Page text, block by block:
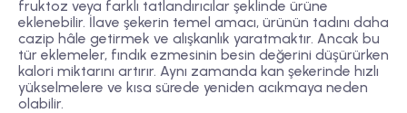
fruktoz veya farklı tatlandırıcılar şeklinde ürüne
eklenebilir. İlave şekerin temel amacı, ürünün tadını daha
cazip hâle getirmek ve alışkanlık yaratmaktır. Ancak bu
tür eklemeler, fındık ezmesinin besin değerini düşürürken
kalori miktarını artırır. Aynı zamanda kan şekerinde hızlı
yükselmelere ve kısa sürede yeniden acıkmaya neden
olabilir.